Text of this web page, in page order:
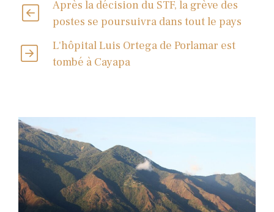
Après la décision du STF, la grève des
postes se poursuivra dans tout le pays
L'hôpital Luis Ortega de Porlamar est
tombé à Cayapa